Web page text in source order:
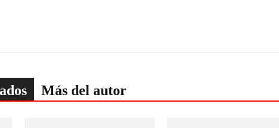
Más del autor